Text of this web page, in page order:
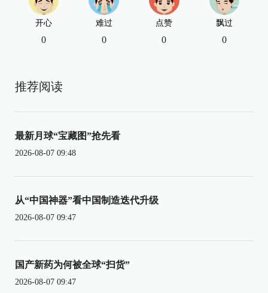
开心
0
难过
0
点赞
0
飘过
0
推荐阅读
最新月球“宝藏图”抢先看
2026-08-07 09:48
从“中国神器”看中国制造迭代升级
2026-08-07 09:47
国产新药为何被全球“扫货”
2026-08-07 09:47